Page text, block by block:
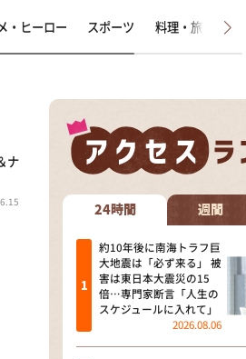
なるみ・岡村の過
相席食堂
これ余談なんです
～人生密着トー
～ やすとものい
探偵！ナイトス
・ヒーロー スポーツ 料理・旅 ラ
ナ
24時間 週間
約10年後に南海トラフ巨
大地震は「必ず来る」 被
害は東日本大震災の15
倍…専門家断言「人生の
スケジュールに入れて」
2026.08.06